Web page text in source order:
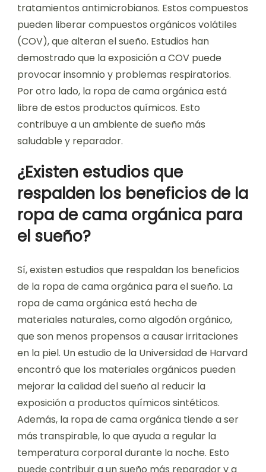
tratamientos antimicrobianos. Estos compuestos
pueden liberar compuestos orgánicos volátiles
(COV), que alteran el sueño. Estudios han
demostrado que la exposición a COV puede
provocar insomnio y problemas respiratorios.
Por otro lado, la ropa de cama orgánica está
libre de estos productos químicos. Esto
contribuye a un ambiente de sueño más
saludable y reparador.
¿Existen estudios que
respalden los beneficios de la
ropa de cama orgánica para
el sueño?
Sí, existen estudios que respaldan los beneficios
de la ropa de cama orgánica para el sueño. La
ropa de cama orgánica está hecha de
materiales naturales, como algodón orgánico,
que son menos propensos a causar irritaciones
en la piel. Un estudio de la Universidad de Harvard
encontró que los materiales orgánicos pueden
mejorar la calidad del sueño al reducir la
exposición a productos químicos sintéticos.
Además, la ropa de cama orgánica tiende a ser
más transpirable, lo que ayuda a regular la
temperatura corporal durante la noche. Esto
puede contribuir a un sueño más reparador y a